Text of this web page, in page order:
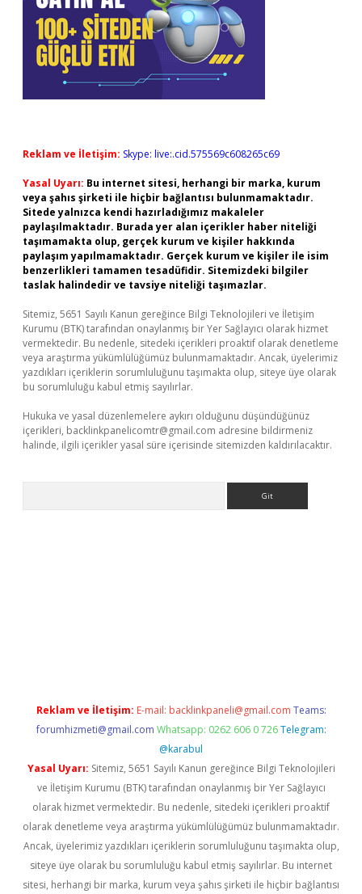
Reklam ve İletişim: Skype: live:.cid.575569c608265c69
Yasal Uyarı: Bu internet sitesi, herhangi bir marka, kurum
veya şahıs şirketi ile hiçbir bağlantısı bulunmamaktadır.
Sitede yalnızca kendi hazırladığımız makaleler
paylaşılmaktadır. Burada yer alan içerikler haber niteliği
taşımamakta olup, gerçek kurum ve kişiler hakkında
paylaşım yapılmamaktadır. Gerçek kurum ve kişiler ile isim
benzerlikleri tamamen tesadüfidir. Sitemizdeki bilgiler
taslak halindedir ve tavsiye niteliği taşımazlar.
Sitemiz, 5651 Sayılı Kanun gereğince Bilgi Teknolojileri ve İletişim
Kurumu (BTK) tarafından onaylanmış bir Yer Sağlayıcı olarak hizmet
vermektedir. Bu nedenle, sitedeki içerikleri proaktif olarak denetleme
veya araştırma yükümlülüğümüz bulunmamaktadır. Ancak, üyelerimiz
yazdıkları içeriklerin sorumluluğunu taşımakta olup, siteye üye olarak
bu sorumluluğu kabul etmiş sayılırlar.
Hukuka ve yasal düzenlemelere aykırı olduğunu düşündüğünüz
içerikleri, backlinkpanelicomtr@gmail.com adresine bildirmeniz
halinde, ilgili içerikler yasal süre içerisinde sitemizden kaldırılacaktır.
Reklam ve İletişim: E-mail: backlinkpaneli@gmail.com Teams:
forumhizmeti@gmail.com Whatsapp: 0262 606 0 726 Telegram:
@karabul
Yasal Uyarı: Sitemiz, 5651 Sayılı Kanun gereğince Bilgi Teknolojileri
ve İletişim Kurumu (BTK) tarafından onaylanmış bir Yer Sağlayıcı
olarak hizmet vermektedir. Bu nedenle, sitedeki içerikleri proaktif
olarak denetleme veya araştırma yükümlülüğümüz bulunmamaktadır.
Ancak, üyelerimiz yazdıkları içeriklerin sorumluluğunu taşımakta olup,
siteye üye olarak bu sorumluluğu kabul etmiş sayılırlar. Bu internet
sitesi, herhangi bir marka, kurum veya şahıs şirketi ile hiçbir bağlantısı